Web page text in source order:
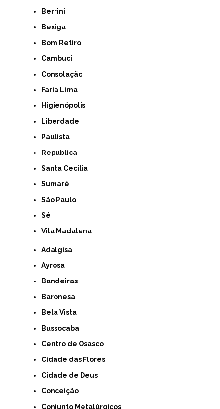
Berrini
Bexiga
Bom Retiro
Cambuci
Consolação
Faria Lima
Higienópolis
Liberdade
Paulista
Republica
Santa Cecilia
Sumaré
São Paulo
Sé
Vila Madalena
Adalgisa
Ayrosa
Bandeiras
Baronesa
Bela Vista
Bussocaba
Centro de Osasco
Cidade das Flores
Cidade de Deus
Conceição
Conjunto Metalúrgicos